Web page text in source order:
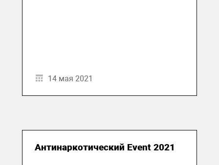
14 мая 2021
Антинаркотический Event 2021